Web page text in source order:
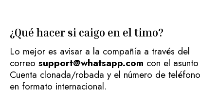
¿Qué hacer si caigo en el timo?
Lo mejor es avisar a la compañía a través del
correo support@whatsapp.com con el asunto
Cuenta clonada/robada y el número de teléfono
en formato internacional.